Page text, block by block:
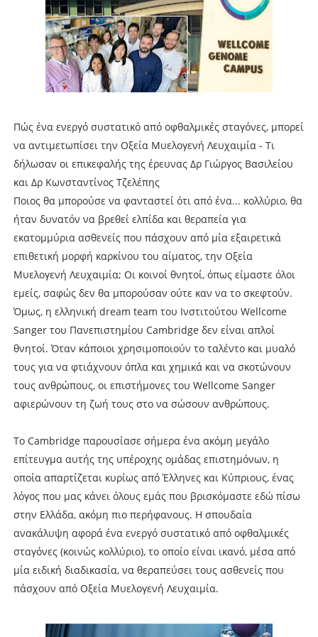
Πώς ένα ενεργό συστατικό από οφθαλμικές σταγόνες, μπορεί
να αντιμετωπίσει την Οξεία Μυελογενή Λευχαιμία - Τι
δήλωσαν οι επικεφαλής της έρευνας Δρ Γιώργος Βασιλείου
και Δρ Κωνσταντίνος Τζελέπης
Ποιος θα μπορούσε να φανταστεί ότι από ένα... κολλύριο, θα
ήταν δυνατόν να βρεθεί ελπίδα και θεραπεία για
εκατομμύρια ασθενείς που πάσχουν από μία εξαιρετικά
επιθετική μορφή καρκίνου του αίματος, την Οξεία
Μυελογενή Λευχαιμία; Οι κοινοί θνητοί, όπως είμαστε όλοι
εμείς, σαφώς δεν θα μπορούσαν ούτε καν να το σκεφτούν.
Όμως, η ελληνική dream team του Ινστιτούτου Wellcome
Sanger του Πανεπιστημίου Cambridge δεν είναι απλοί
θνητοί. Όταν κάποιοι χρησιμοποιούν το ταλέντο και μυαλό
τους για να φτιάχνουν όπλα και χημικά και να σκοτώνουν
τους ανθρώπους, οι επιστήμονες του Wellcome Sanger
αφιερώνουν τη ζωή τους στο να σώσουν ανθρώπους.
Το Cambridge παρουσίασε σήμερα ένα ακόμη μεγάλο
επίτευγμα αυτής της υπέροχης ομάδας επιστημόνων, η
οποία απαρτίζεται κυρίως από Έλληνες και Κύπριους, ένας
λόγος που μας κάνει όλους εμάς που βρισκόμαστε εδώ πίσω
στην Ελλάδα, ακόμη πιο περήφανους. Η σπουδαία
ανακάλυψη αφορά ένα ενεργό συστατικό από οφθαλμικές
σταγόνες (κοινώς κολλύριο), το οποίο είναι ικανό, μέσα από
μία ειδική διαδικασία, να θεραπεύσει τους ασθενείς που
πάσχουν από Οξεία Μυελογενή Λευχαιμία.